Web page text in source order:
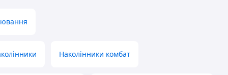
Наколінники комбат